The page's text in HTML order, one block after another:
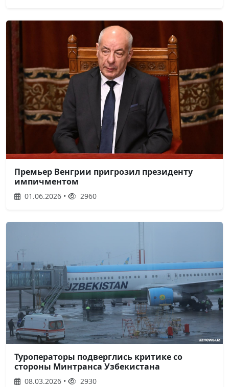
Премьер Венгрии пригрозил президенту
импичментом
01.06.2026 • 2960
Туроператоры подверглись критике со
стороны Минтранса Узбекистана
08.03.2026 • 2930